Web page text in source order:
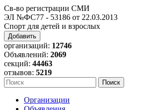
Св-во регистрации СМИ
ЭЛ №ФС77 - 53186 от 22.03.2013
Спорт для детей и взрослых
Добавить
организаций: 12746
Объявлений: 2069
секций: 44463
отзывов: 5219
Организации